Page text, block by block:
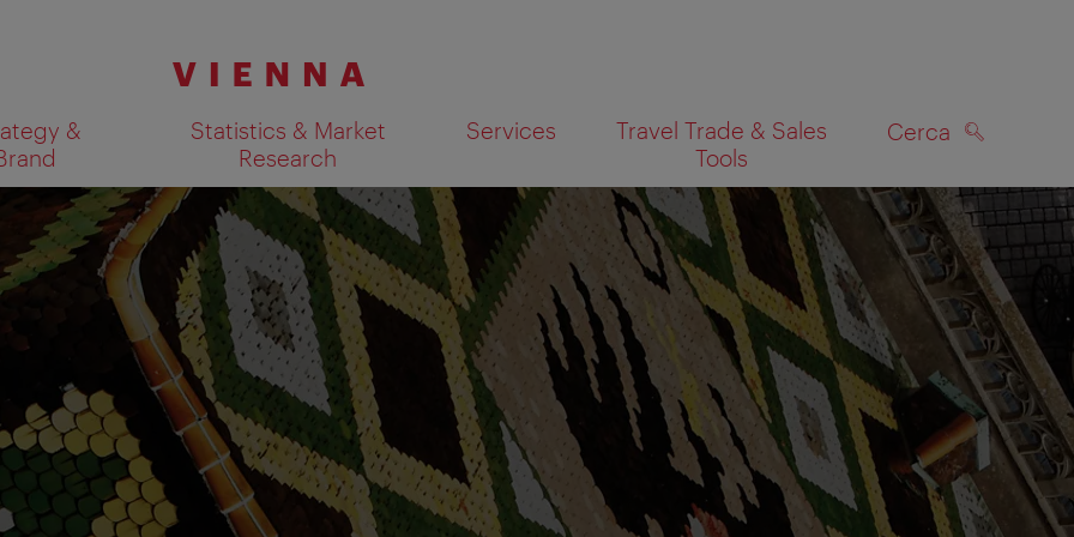
&
Statistics & Market
Research
Services
Travel Trade & Sales
Tools
Cerca
Mostra i risultati della ricerca sulla mappa CERCA